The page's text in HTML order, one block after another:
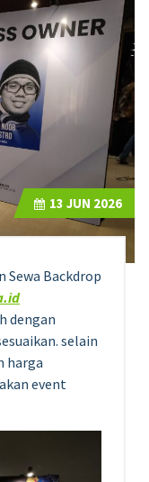
Sewa Backdrop
dengan
selain
harga
event
13 JUN 2026